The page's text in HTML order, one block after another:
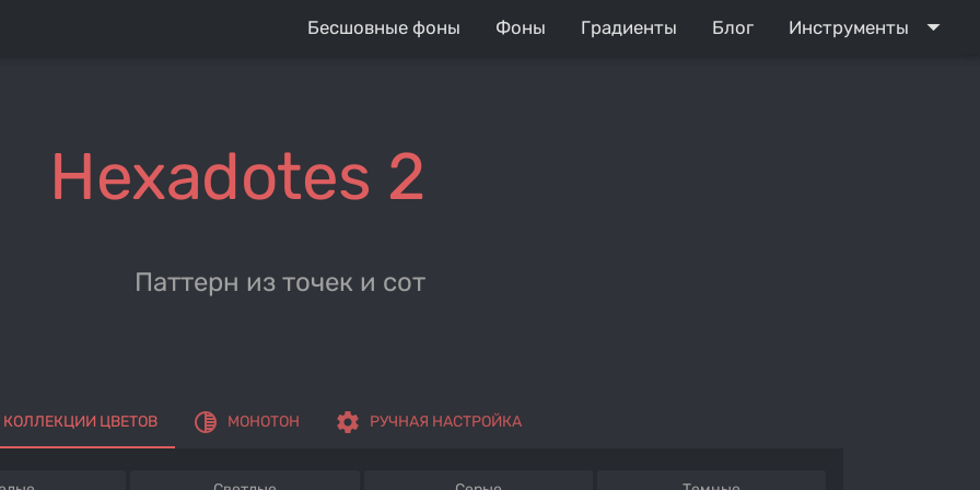
Бесшовные фоны Фоны Градиенты Блог Инструменты arrow_drop_down
Hexadotes 2
Паттерн из точек и сот
КОЛЛЕКЦИИ ЦВЕТОВ tonality МОНОТОН settings РУЧНАЯ НАСТРОЙКА